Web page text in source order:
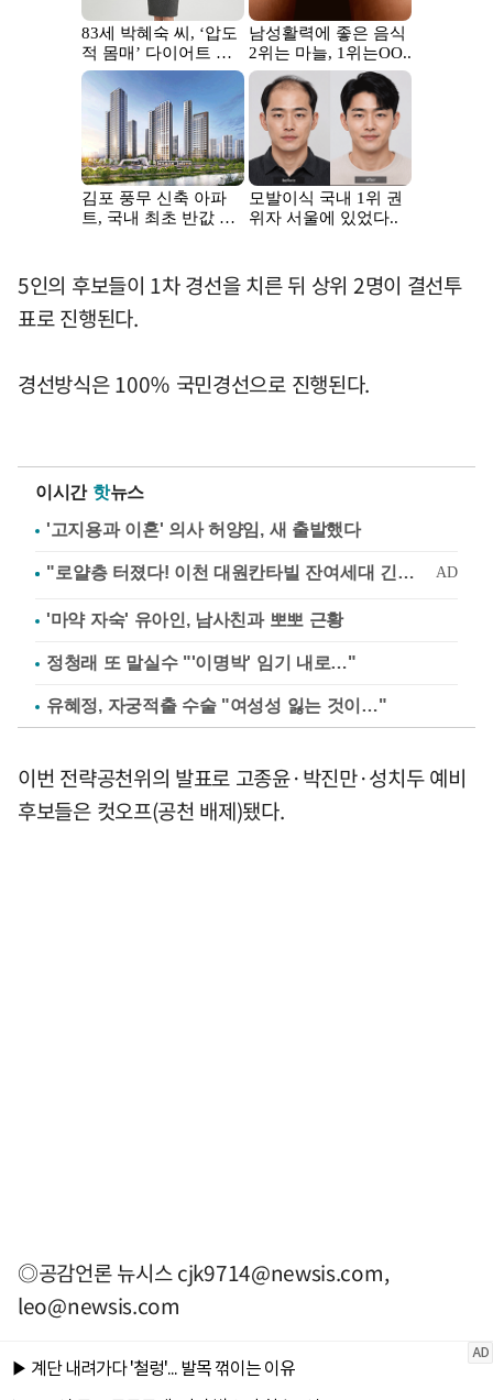
5인의 후보들이 1차 경선을 치른 뒤 상위 2명이 결선투
표로 진행된다.
경선방식은 100％ 국민경선으로 진행된다.
이시간 핫뉴스
'고지용과 이혼' 의사 허양임, 새 출발했다
'마약 자숙' 유아인, 남사친과 뽀뽀 근황
정청래 또 말실수 "'이명박' 임기 내로…"
유혜정, 자궁적출 수술 "여성성 잃는 것이…"
이번 전략공천위의 발표로 고종윤·박진만·성치두 예비
후보들은 컷오프(공천 배제)됐다.
◎공감언론 뉴시스cjk9714@newsis.com,
leo@newsis.com